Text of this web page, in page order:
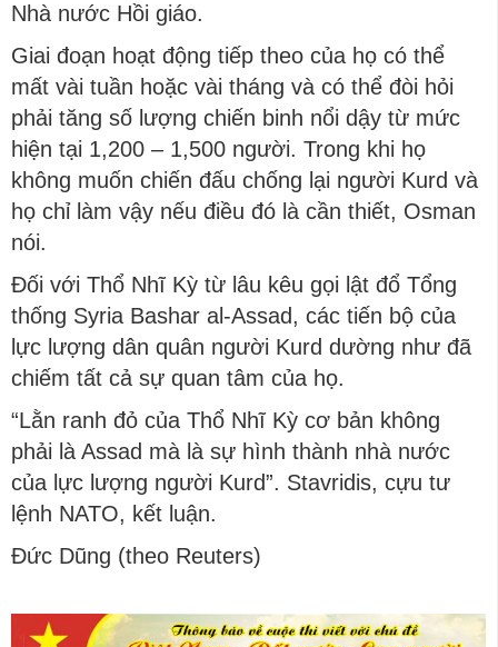
Nhà nước Hồi giáo.
Giai đoạn hoạt động tiếp theo của họ có thể
mất vài tuần hoặc vài tháng và có thể đòi hỏi
phải tăng số lượng chiến binh nổi dậy từ mức
hiện tại 1,200 – 1,500 người. Trong khi họ
không muốn chiến đấu chống lại người Kurd và
họ chỉ làm vậy nếu điều đó là cần thiết, Osman
nói.
Đối với Thổ Nhĩ Kỳ từ lâu kêu gọi lật đổ Tổng
thống Syria Bashar al-Assad, các tiến bộ của
lực lượng dân quân người Kurd dường như đã
chiếm tất cả sự quan tâm của họ.
“Lằn ranh đỏ của Thổ Nhĩ Kỳ cơ bản không
phải là Assad mà là sự hình thành nhà nước
của lực lượng người Kurd”. Stavridis, cựu tư
lệnh NATO, kết luận.
Đức Dũng (theo Reuters)